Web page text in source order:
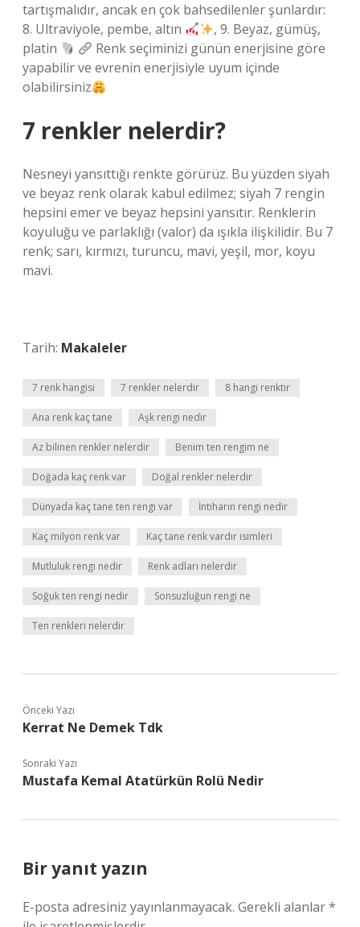
tartışmalıdır, ancak en çok bahsedilenler şunlardır:
8. Ultraviyole, pembe, altın
, 9. Beyaz, gümüş,
platin
Renk seçiminizi günün enerjisine göre
yapabilir ve evrenin enerjisiyle uyum içinde
olabilirsiniz
7 renkler nelerdir?
Nesneyi yansıttığı renkte görürüz. Bu yüzden siyah
ve beyaz renk olarak kabul edilmez; siyah 7 rengin
hepsini emer ve beyaz hepsini yansıtır. Renklerin
koyuluğu ve parlaklığı (valor) da ışıkla ilişkilidir. Bu 7
renk; sarı, kırmızı, turuncu, mavi, yeşil, mor, koyu
mavi.
Tarih: Makaleler
7 renk hangisi 7 renkler nelerdir 8 hangi renktir
Ana renk kaç tane Aşk rengi nedir
Az bilinen renkler nelerdir Benim ten rengim ne
Doğada kaç renk var Doğal renkler nelerdir
Dünyada kaç tane ten rengi var İntiharın rengi nedir
Kaç milyon renk var Kaç tane renk vardır isimleri
Mutluluk rengi nedir Renk adları nelerdir
Soğuk ten rengi nedir Sonsuzluğun rengi ne
Ten renkleri nelerdir
Önceki Yazı
Kerrat Ne Demek Tdk
Sonraki Yazı
Mustafa Kemal Atatürkün Rolü Nedir
Bir yanıt yazın
E-posta adresiniz yayınlanmayacak. Gerekli alanlar*